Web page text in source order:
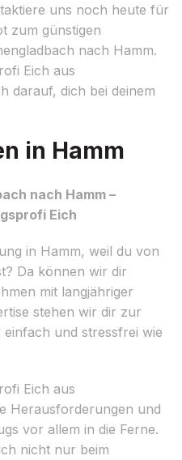
uns noch heute für
zum günstigen
nach Hamm.
Eich aus
darauf, dich bei deinem
in Hamm
nach Hamm –
Eich
in Hamm, weil du von
Da können wir dir
mit langjähriger
stehen wir dir zur
und stressfrei wie
Eich aus
Herausforderungen und
vor allem in die Ferne.
nicht nur beim